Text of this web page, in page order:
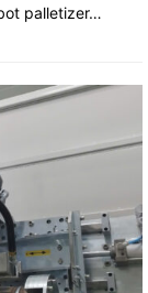
palletizer…